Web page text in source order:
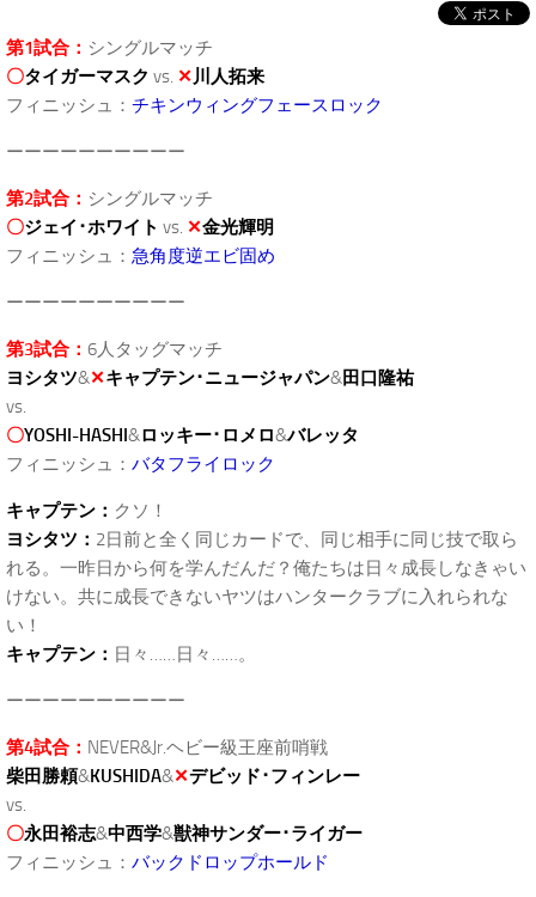
第1試合： シングルマッチ
〇タイガーマスク vs. ✕川人拓来
フィニッシュ： チキンウィングフェースロック
ーーーーーーーーーー
第2試合： シングルマッチ
〇ジェイ･ホワイト vs. ✕金光輝明
フィニッシュ： 急角度逆エビ固め
ーーーーーーーーーー
第3試合： 6人タッグマッチ
ヨシタツ&✕キャプテン･ニュージャパン&田口隆祐
vs.
〇YOSHI-HASHI&ロッキー･ロメロ&バレッタ
フィニッシュ： バタフライロック
キャプテン： クソ！
ヨシタツ： 2日前と全く同じカードで、同じ相手に同じ技で取ら
れる。一昨日から何を学んだんだ？俺たちは日々成長しなきゃい
けない。共に成長できないヤツはハンタークラブに入れられな
い！
キャプテン： 日々……日々……。
ーーーーーーーーーー
第4試合： NEVER&Jr.ヘビー級王座前哨戦
柴田勝頼&KUSHIDA&✕デビッド･フィンレー
vs.
〇永田裕志&中西学&獣神サンダー･ライガー
フィニッシュ： バックドロップホールド